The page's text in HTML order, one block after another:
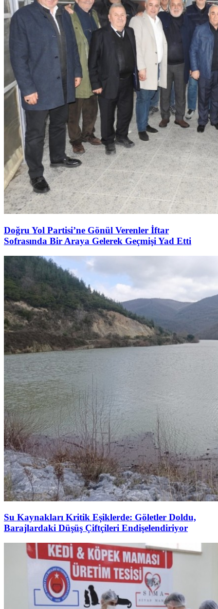
Doğru Yol Partisi’ne Gönül Verenler İftar
Sofrasında Bir Araya Gelerek Geçmişi Yad Etti
Su Kaynakları Kritik Eşiklerde: Göletler Doldu,
Barajlardaki Düşüş Çiftçileri Endişelendiriyor